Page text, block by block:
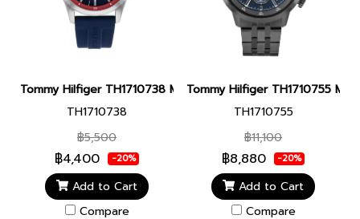
Tommy Hilfiger TH1710738 Men watch นาฬิกาข้อมือ นาฬิกา ผู้ชาย
TH1710738
฿5,500
฿4,400 -20%
Add to Cart
Compare
Tommy Hilfiger TH1710755
TH1710755
฿11,100
฿8,880 -20%
Add to Cart
Compare